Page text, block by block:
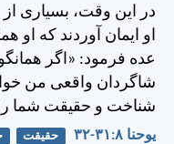
در اين وقت، بسياری
او ايمان آوردند كه
عده فرمود: «اگر
شاگردان واقعی من
شناخت و حقيقت شما
يوحنا ۸:‏۳۱-‏۳۲ حقیقت